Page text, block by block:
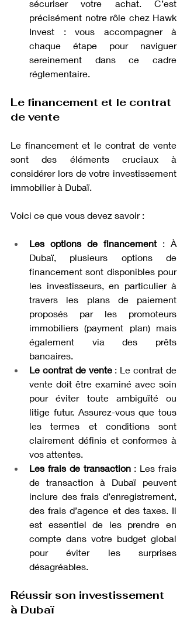
sécuriser votre achat. C’est
précisément notre rôle chez Hawk
Invest : vous accompagner à
chaque étape pour naviguer
sereinement dans ce cadre
réglementaire.
Le financement et le contrat
de vente
Le financement et le contrat de vente
sont des éléments cruciaux à
considérer lors de votre investissement
immobilier à Dubaï.
Voici ce que vous devez savoir :
Les options de financement : À
Dubaï, plusieurs options de
financement sont disponibles pour
les investisseurs, en particulier à
travers les plans de paiement
proposés par les promoteurs
immobiliers (payment plan) mais
également via des prêts
bancaires.
Le contrat de vente : Le contrat de
vente doit être examiné avec soin
pour éviter toute ambiguïté ou
litige futur. Assurez-vous que tous
les termes et conditions sont
clairement définis et conformes à
vos attentes.
Les frais de transaction : Les frais
de transaction à Dubaï peuvent
inclure des frais d’enregistrement,
des frais d’agence et des taxes. Il
est essentiel de les prendre en
compte dans votre budget global
pour éviter les surprises
désagréables.
Réussir son investissement
à Dubaï